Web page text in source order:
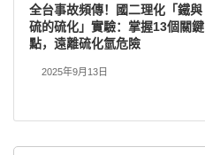
全台事故頻傳！國二理化「鐵與
硫的硫化」實驗：掌握13個關鍵
點，遠離硫化氫危險
2025年9月13日